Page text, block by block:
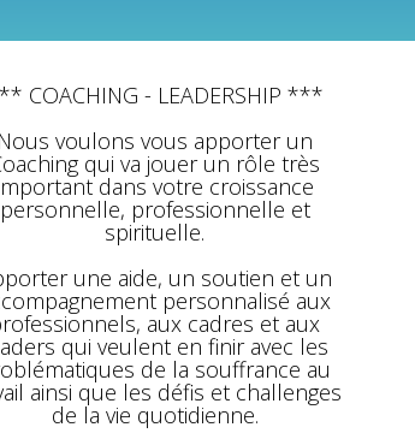
COACHING - LEADERSHIP ***
Nous voulons vous apporter un
qui va jouer un rôle très
dans votre croissance
personnelle, professionnelle et
spirituelle.
une aide, un soutien et un
personnalisé aux
aux cadres et aux
qui veulent en finir avec les
de la souffrance au
ainsi que les défis et challenges
de la vie quotidienne.